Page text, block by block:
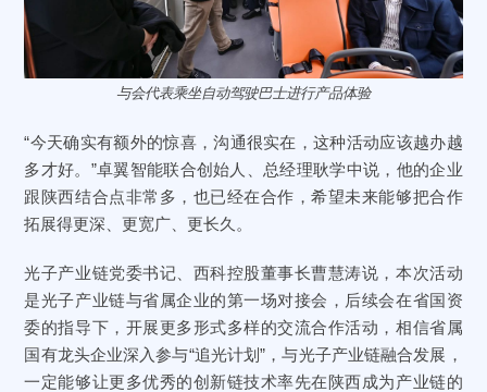
与会代表乘坐自动驾驶巴士进行产品体验
“今天确实有额外的惊喜，沟通很实在，这种活动应该越办越
多才好。”卓翼智能联合创始人、总经理耿学中说，他的企业
跟陕西结合点非常多，也已经在合作，希望未来能够把合作
拓展得更深、更宽广、更长久。
光子产业链党委书记、西科控股董事长曹慧涛说，本次活动
是光子产业链与省属企业的第一场对接会，后续会在省国资
委的指导下，开展更多形式多样的交流合作活动，相信省属
国有龙头企业深入参与“追光计划”，与光子产业链融合发展，
一定能够让更多优秀的创新链技术率先在陕西成为产业链的